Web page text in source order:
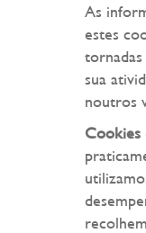
As
estes
sua
noutros
Cookies